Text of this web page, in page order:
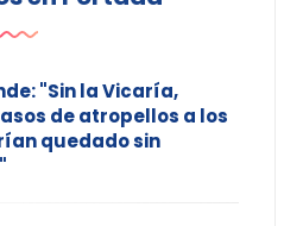
"Sin la Vicaría,
de atropellos a los
quedado sin